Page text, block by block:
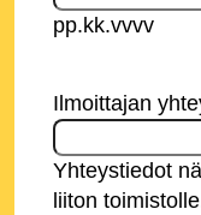
pp.kk.vvvv
Ilmoittajan
Yhteystiedot
liiton